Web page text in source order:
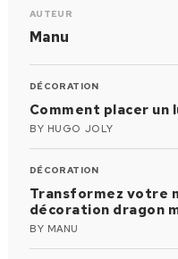
AUTEUR
Manu
DÉCORATION
Comment placer un
BY HUGO JOLY
DÉCORATION
Transformez votre
décoration dragon
BY MANU